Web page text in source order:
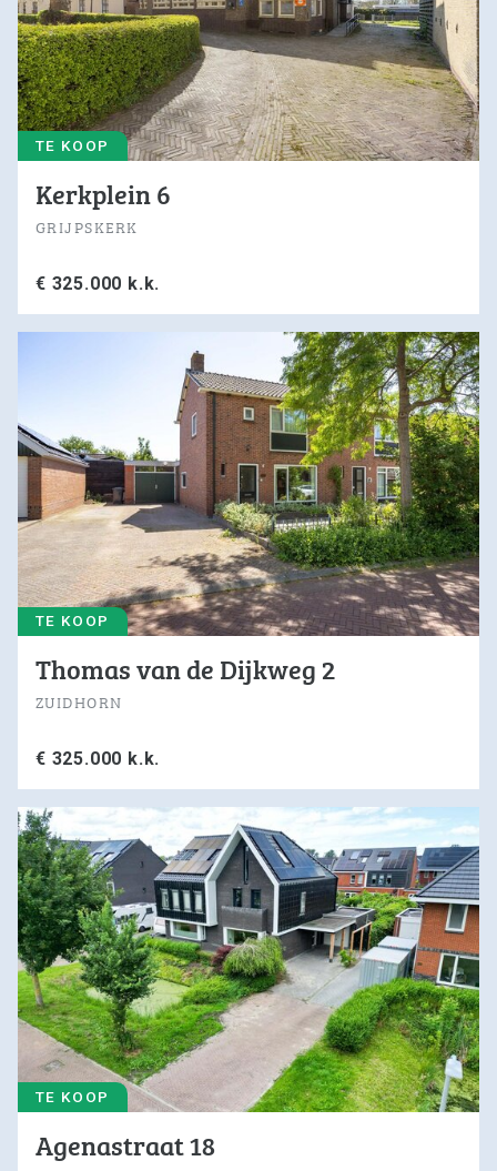
TE KOOP
Kerkplein 6
GRIJPSKERK
€ 325.000 k.k.
TE KOOP
Thomas van de Dijkweg 2
ZUIDHORN
€ 325.000 k.k.
TE KOOP
Agenastraat 18